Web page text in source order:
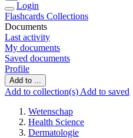
Login
Flashcards Collections
Documents
Last activity
My documents
Saved documents
Profile
Add to ...
Add to collection(s) Add to saved
Wetenschap
Health Science
Dermatologie